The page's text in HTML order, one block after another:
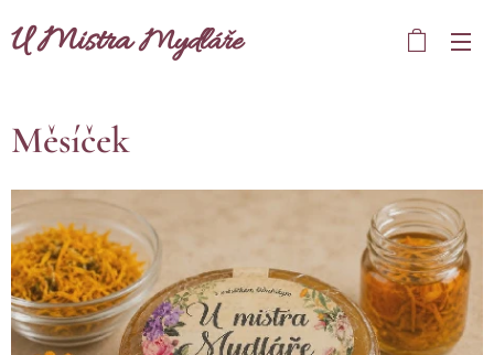
U MistraMydláře
Měsíček